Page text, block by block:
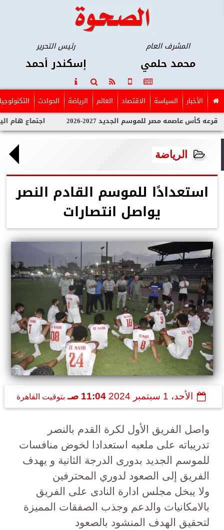
المشرف العام
محمد حلمي
رئيس التحرير
إسكندر أحمد
الأخبار السياسة الاقتصاد العالم الرياضة الحوادث التكنولوجيا
اجتماع هام اليوم السبت مصر للموسم الجديد 2027-2026
الرياضة
استعدادًا للموسم القادم النصر
يواصل انتصارات
الأحد، 1 سبتمبر 2024 11:04 صـ بتوقيت القاهرة
واصل الفريق الأول لكرة القدم بالنصر
تدريباته على ملعبه استعدادا لخوض منافسات
للموسم الجديد بدورى الدرجة الثانية و يهدف
الفريق إلى الصعود لدوري المحترفين
ولا يبخل مجلس ادارة النادى على الفريق
بالامكانيات والدعم وجذب الصفقات المميزة
لتحقيق الهدف المنشود بالصعود